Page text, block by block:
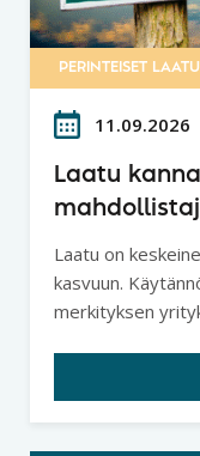
PERINTEISET
11.09.2026
Laatu
Laatu on
kasvuun.
merkityksen